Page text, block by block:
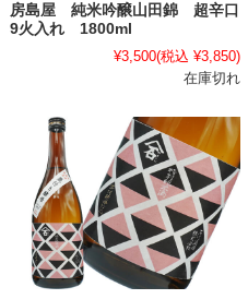
房島屋 純米吟醸山田錦 超辛口
9火入れ 1800ml
¥3,500(税込 ¥3,850)
在庫切れ